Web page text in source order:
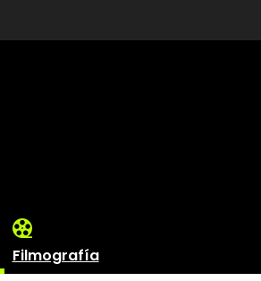
Filmografía